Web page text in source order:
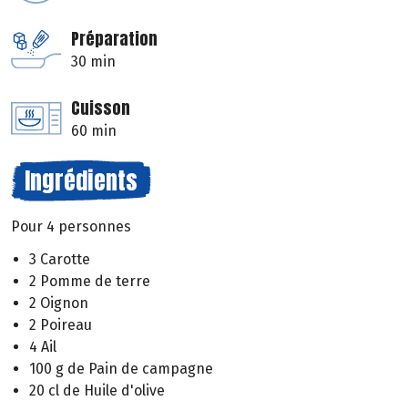
Préparation
30 min
Cuisson
60 min
Ingrédients
Pour 4 personnes
3 Carotte
2 Pomme de terre
2 Oignon
2 Poireau
4 Ail
100 g de Pain de campagne
20 cl de Huile d'olive